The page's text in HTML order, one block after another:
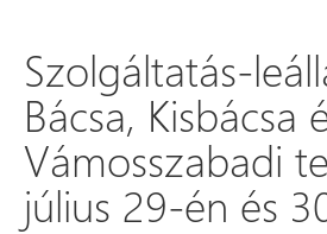
Szolgáltatás-
Bácsa, Kisbácsa
Vámosszabadi
július 29-én és